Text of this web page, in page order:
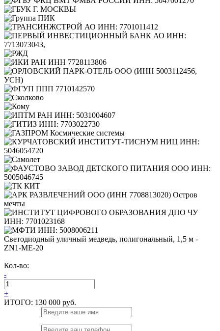
Светодиодный уличный медведь, полигональный, 1,5 м -
ZN1-ME-20
Кол-во:
-
+
ИТОГО: 130 000 руб.